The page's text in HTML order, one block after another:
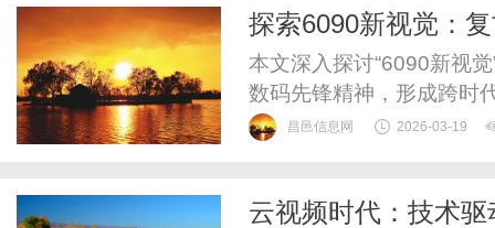
带来深远影响。
探索6090新视觉：
本文深入探讨“6090新视
数码先锋精神，形成跨时
代应用多角度分析，揭示
昌邑信息网 2026-03-19
云视频时代：技术